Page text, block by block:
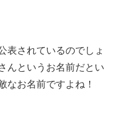
表されているのでしょ
んというお名前だとい
なお名前ですよね！